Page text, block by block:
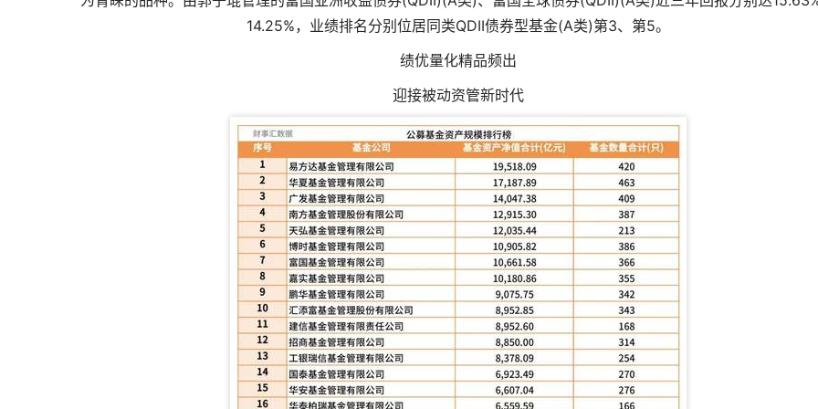
14.25%，业绩排名分别位居同类QDII债券型基金(A类)第3、第5。
绩优量化精品频出
迎接被动资管新时代